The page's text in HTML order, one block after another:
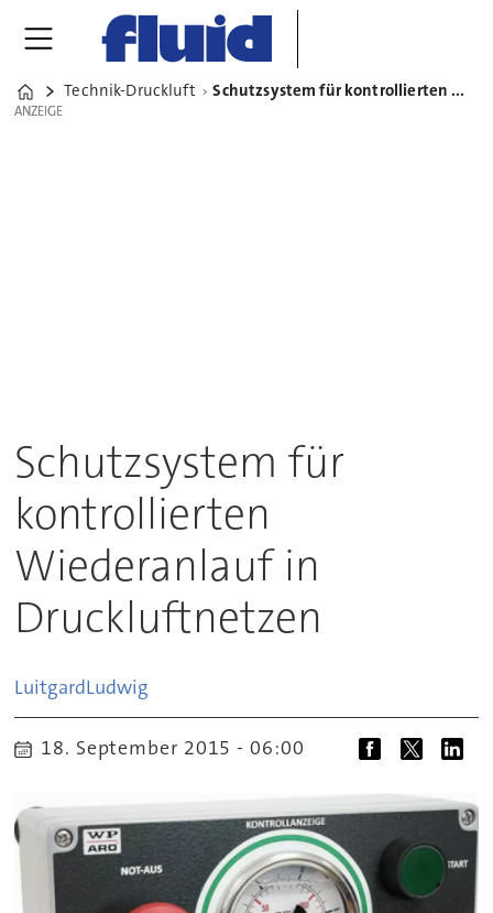
Home
Technik-Druckluft Schutzsystem für kontrollierten Wiederanlauf in Druckluftnetzen
ANZEIGE
ANZEIGE
Schutzsystem für
kontrollierten
Wiederanlauf in
Druckluftnetzen
LuitgardLudwig
18. September 2015 - 06:00